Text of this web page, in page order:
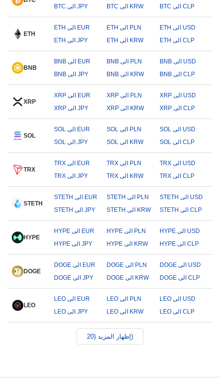
BTC الى JPY
BTC الى KRW BTC الى CLP
ETH
ETH الى EUR ETH الى PLN
ETH الى USD
ETH الى JPY
ETH الى KRW ETH الى CLP
BNB
BNB الى EUR BNB الى PLN
BNB الى USD
BNB الى JPY
BNB الى KRW BNB الى CLP
XRP
XRP الى EUR XRP الى PLN
XRP الى USD
XRP الى JPY
XRP الى KRW XRP الى CLP
SOL
SOL الى EUR SOL الى PLN
SOL الى USD
SOL الى JPY
SOL الى KRW SOL الى CLP
TRX
TRX الى EUR TRX الى PLN
TRX الى USD
TRX الى JPY
TRX الى KRW TRX الى CLP
STETH
STETH الى EUR STETH الى PLN
STETH الى USD
STETH الى JPY
STETH الى KRW STETH الى CLP
HYPE
HYPE الى EUR HYPE الى PLN
HYPE الى USD
HYPE الى JPY
HYPE الى KRW HYPE الى CLP
DOGE
DOGE الى EUR DOGE الى PLN
DOGE الى USD
DOGE الى JPY
DOGE الى KRW DOGE الى CLP
LEO
LEO الى EUR LEO الى PLN
LEO الى USD
LEO الى JPY
LEO الى KRW LEO الى CLP
إظهار المزيد (20)